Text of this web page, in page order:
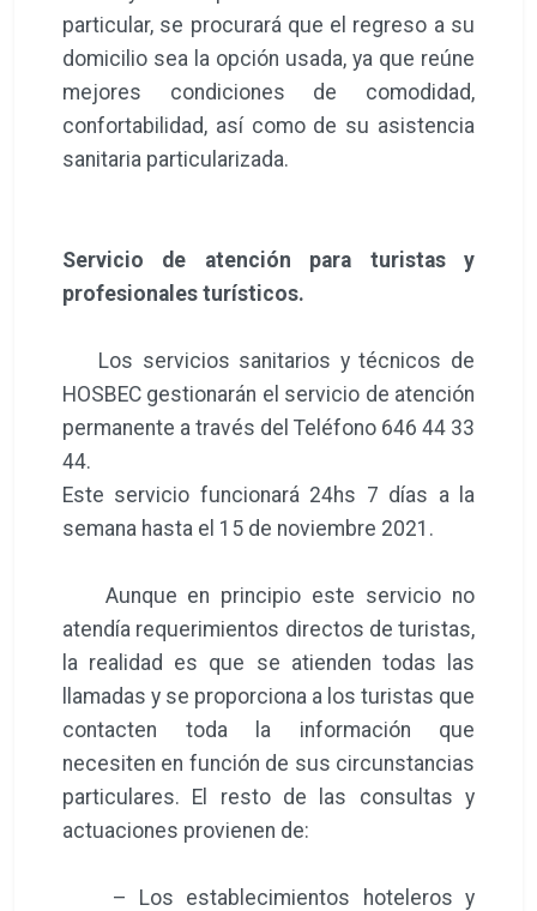
particular, se procurará que el regreso a su
domicilio sea la opción usada, ya que reúne
mejores condiciones de comodidad,
confortabilidad, así como de su asistencia
sanitaria particularizada.
Servicio de atención para turistas y
profesionales turísticos.
Los servicios sanitarios y técnicos de
HOSBEC gestionarán el servicio de atención
permanente a través del Teléfono 646 44 33
44.
Este servicio funcionará 24hs 7 días a la
semana hasta el 15 de noviembre 2021.
Aunque en principio este servicio no
atendía requerimientos directos de turistas,
la realidad es que se atienden todas las
llamadas y se proporciona a los turistas que
contacten toda la información que
necesiten en función de sus circunstancias
particulares. El resto de las consultas y
actuaciones provienen de:
– Los establecimientos hoteleros y